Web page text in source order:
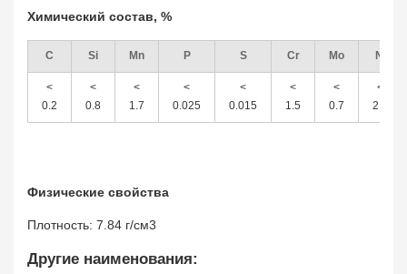
Химический состав, %
C Si Mn P S Cr Mo Ni
<
0.2
<
0.8
<
1.7
<
0.025
<
0.015
<
1.5
<
0.7
<
2.0
Физические свойства
Плотность: 7.84 г/см3
Другие наименования: